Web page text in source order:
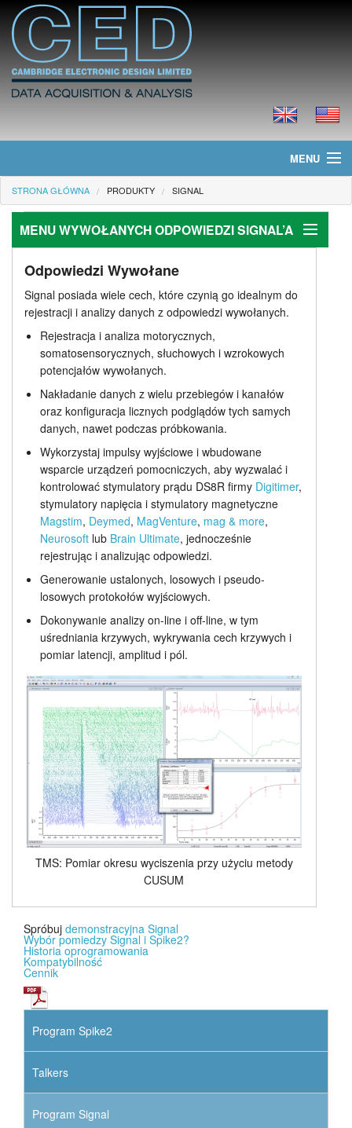
MENU
Strona główna
Informacje
Produkty
Cennik
Pliki do ściągnięcia
Samouczki
Wsparcie
Dealerzy
STRONA GŁÓWNA PRODUKTY SIGNAL
MENU WYWOŁANYCH ODPOWIEDZI SIGNAL’A
Zastosowania
TMS z kontrolą stymulatorów magnetycznych
Cennik
Odpowiedzi Wywołane
Signal posiada wiele cech, które czynią go idealnym do
rejestracji i analizy danych z odpowiedzi wywołanych.
Rejestracja i analiza motorycznych,
somatosensorycznych, słuchowych i wzrokowych
potencjałów wywołanych.
Nakładanie danych z wielu przebiegów i kanałów
oraz konfiguracja licznych podglądów tych samych
danych, nawet podczas próbkowania.
Wykorzystaj impulsy wyjściowe i wbudowane
wsparcie urządzeń pomocniczych, aby wyzwalać i
kontrolować stymulatory prądu DS8R firmy Digitimer,
stymulatory napięcia i stymulatory magnetyczne
Magstim, Deymed, MagVenture, mag & more,
Neurosoftlub Brain Ultimate, jednocześnie
rejestrując i analizując odpowiedzi.
Generowanie ustalonych, losowych i pseudo-
losowych protokołów wyjściowych.
Dokonywanie analizy on-line i off-line, w tym
uśredniania krzywych, wykrywania cech krzywych i
pomiar latencji, amplitud i pól.
TMS: Pomiar okresu wyciszenia przy użyciu metody
CUSUM
Spróbuj demonstracyjna Signal
Wybór pomiedzy Signal i Spike2?
Historia oprogramowania
Kompatybilność
Cennik
Program Spike2
Talkers
Program Signal